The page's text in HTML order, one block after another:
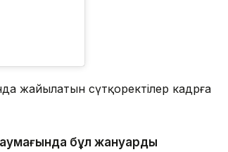
жайылатын сүтқоректілер кадрға
бұл жануардың